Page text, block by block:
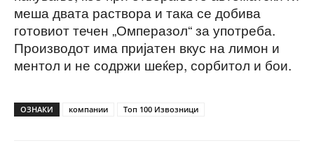
меша двата раствора и така се добива
готовиот течен „Омперазол“ за употреба.
Производот има пријатен вкус на лимон и
ментол и не содржи шеќер, сорбитол и бои.
ОЗНАКИ компании Топ 100 Извозници